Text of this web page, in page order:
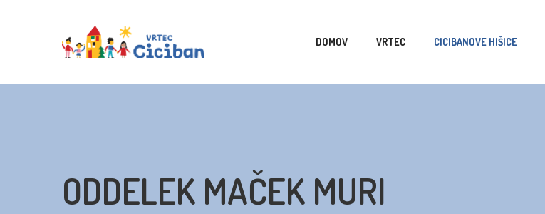
DOMOV VRTEC CICIBANOVE HIŠICE
ODDELEK MAČEK MURI